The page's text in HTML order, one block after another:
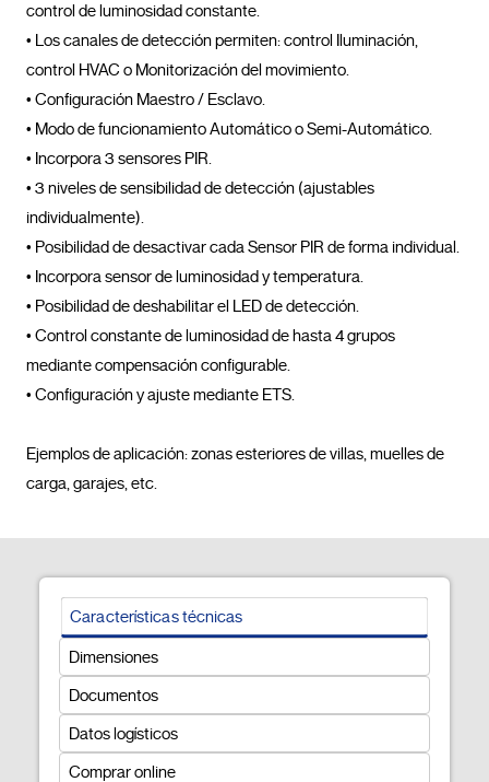
control de luminosidad constante.
• Los canales de detección permiten: control Iluminación,
control HVAC o Monitorización del movimiento.
• Configuración Maestro / Esclavo.
• Modo de funcionamiento Automático o Semi-Automático.
• Incorpora 3 sensores PIR.
• 3 niveles de sensibilidad de detección (ajustables
individualmente).
• Posibilidad de desactivar cada Sensor PIR de forma individual.
• Incorpora sensor de luminosidad y temperatura.
• Posibilidad de deshabilitar el LED de detección.
• Control constante de luminosidad de hasta 4 grupos
mediante compensación configurable.
• Configuración y ajuste mediante ETS.
Ejemplos de aplicación: zonas esteriores de villas, muelles de
Características técnicas
Dimensiones
Documentos
Datos logísticos
Comprar online